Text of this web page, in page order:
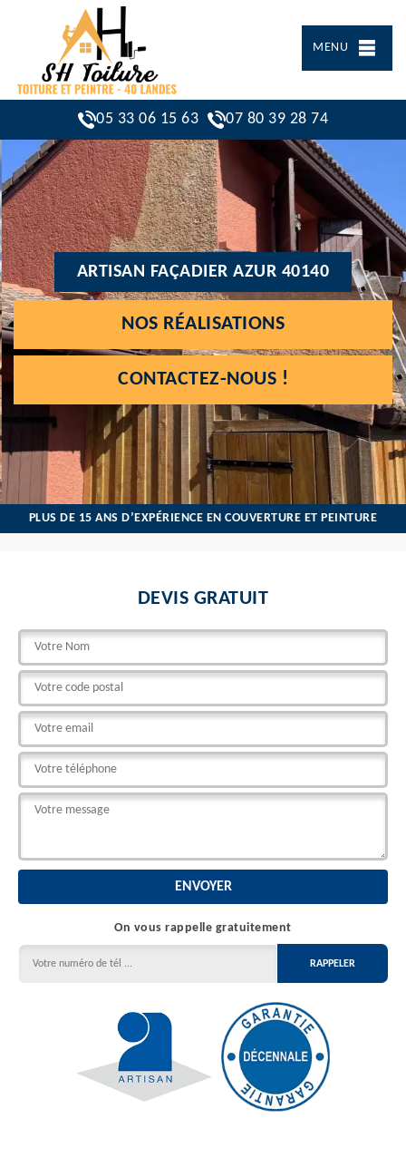
MENU
05 33 06 15 63 07 80 39 28 74
ARTISAN FAÇADIER AZUR 40140
NOS RÉALISATIONS
CONTACTEZ-NOUS !
PLUS DE 15 ANS D’EXPÉRIENCE EN COUVERTURE ET PEINTURE
DEVIS GRATUIT
On vous rappelle gratuitement